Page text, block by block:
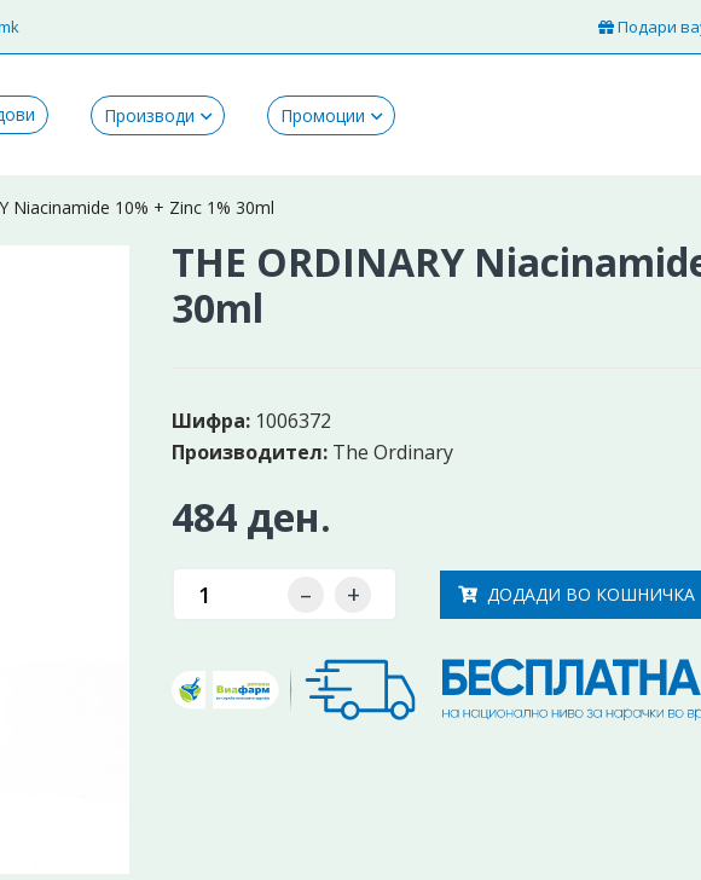
Подари
Производи Промоции
Niacinamide 10% + Zinc 1% 30ml
THE ORDINARY
30ml
Шифра: 1006372
Производител: The Ordinary
484 ден.
– + ДОДАДИ ВО КОШНИЧКА